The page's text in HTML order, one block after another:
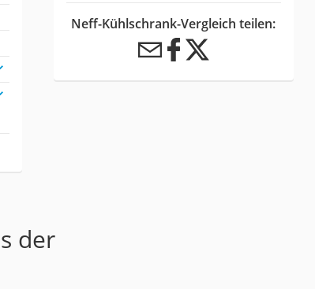
Neff-Kühlschrank-Vergleich teilen:
der